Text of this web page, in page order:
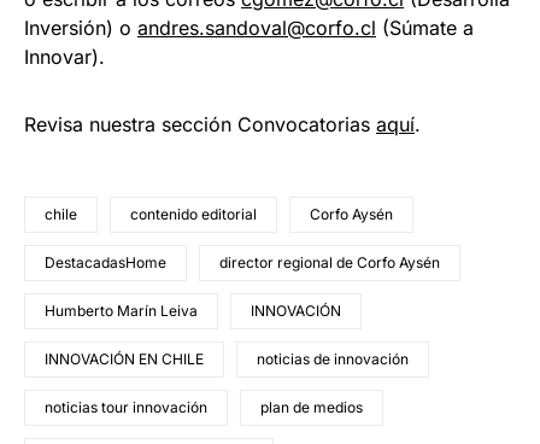
Inversión) o andres.sandoval@corfo.cl (Súmate a
Innovar).
Revisa nuestra sección Convocatorias aquí.
chile contenido editorial Corfo Aysén
DestacadasHome director regional de Corfo Aysén
Humberto Marín Leiva INNOVACIÓN
INNOVACIÓN EN CHILE noticias de innovación
noticias tour innovación plan de medios